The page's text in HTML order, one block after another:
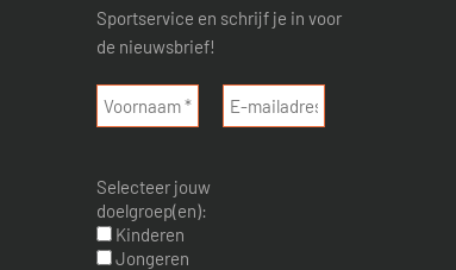
Sportservice en schrijf je in voor
de nieuwsbrief!
Selecteer jouw
doelgroep(en):
Kinderen
Jongeren